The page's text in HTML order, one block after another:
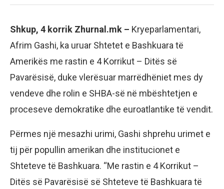
Shkup, 4 korrik Zhurnal.mk – Kryeparlamentari,
Afrim Gashi, ka uruar Shtetet e Bashkuara të
Amerikës me rastin e 4 Korrikut – Ditës së
Pavarësisë, duke vlerësuar marrëdhëniet mes dy
vendeve dhe rolin e SHBA-së në mbështetjen e
proceseve demokratike dhe euroatlantike të vendit.
Përmes një mesazhi urimi, Gashi shprehu urimet e
tij për popullin amerikan dhe institucionet e
Shteteve të Bashkuara. “Me rastin e 4 Korrikut –
Ditës së Pavarësisë së Shteteve të Bashkuara të